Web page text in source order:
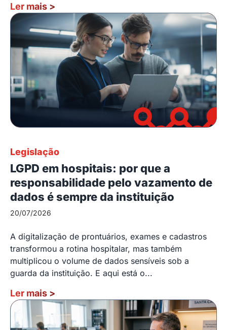
Ler mais >
Legislação
LGPD em hospitais: por que a
responsabilidade pelo vazamento de
dados é sempre da instituição
20/07/2026
A digitalização de prontuários, exames e cadastros
transformou a rotina hospitalar, mas também
multiplicou o volume de dados sensíveis sob a
guarda da instituição. E aqui está o...
Ler mais >